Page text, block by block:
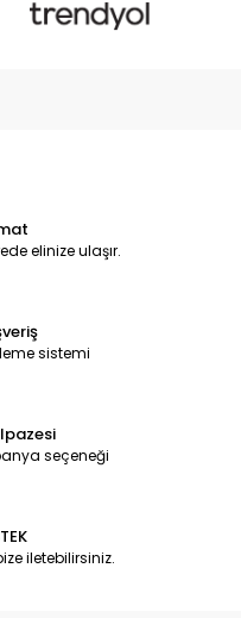
elinize ulaşır.
sistemi
seçeneği
iletebilirsiniz.